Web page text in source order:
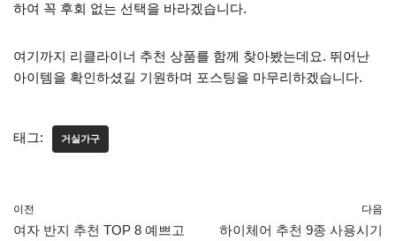
하여 꼭 후회 없는 선택을 바라겠습니다.
여기까지 리클라이너 추천 상품를 함께 찾아봤는데요. 뛰어난
아이템을 확인하셨길 기원하며 포스팅을 마무리하겠습니다.
태그: 거실가구
이전
여자 반지 추천 TOP 8 예쁘고
다음
하이체어 추천 9종 사용시기